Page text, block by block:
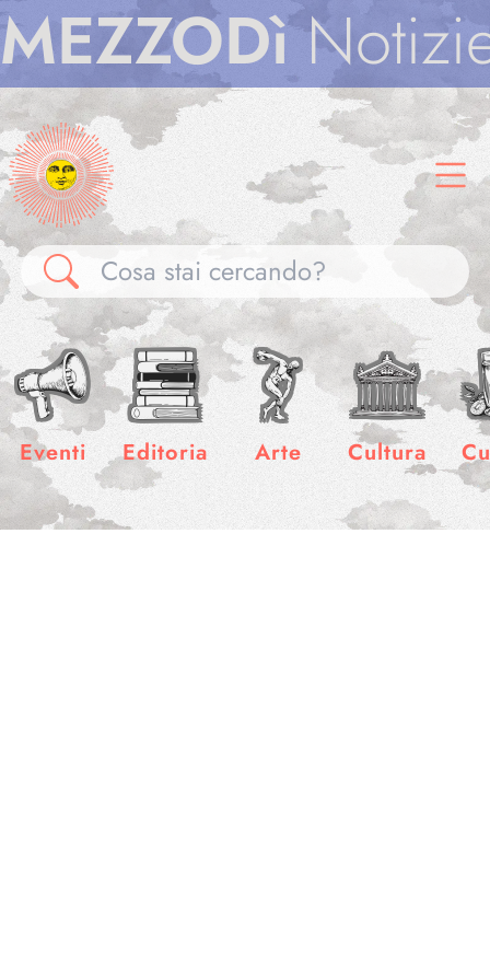
Notizie
Gallerie
Notizie
Shop
Eventi Editoria Arte Cultura